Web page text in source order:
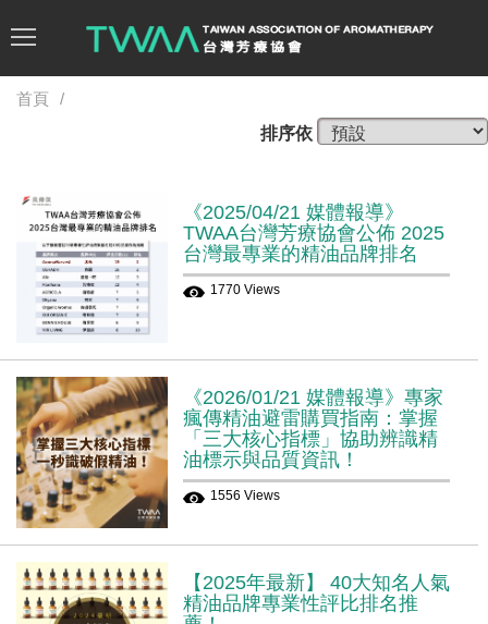
首頁
排序依
《2025/04/21 媒體報導》
TWAA台灣芳療協會公佈 2025
台灣最專業的精油品牌排名
1770 Views
《2026/01/21 媒體報導》專家
瘋傳精油避雷購買指南：掌握
「三大核心指標」協助辨識精
油標示與品質資訊！
1556 Views
【2025年最新】 40大知名人氣
精油品牌專業性評比排名推